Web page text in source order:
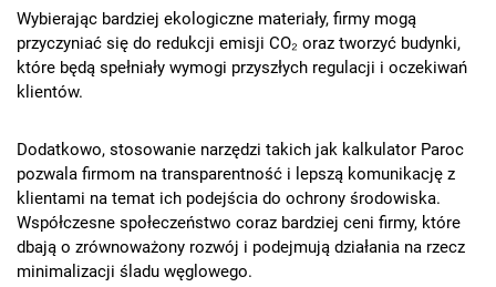
Wybierając bardziej ekologiczne materiały, firmy mogą
przyczyniać się do redukcji emisji CO₂ oraz tworzyć budynki,
które będą spełniały wymogi przyszłych regulacji i oczekiwań
klientów.
Dodatkowo, stosowanie narzędzi takich jak kalkulator Paroc
pozwala firmom na transparentność i lepszą komunikację z
klientami na temat ich podejścia do ochrony środowiska.
Współczesne społeczeństwo coraz bardziej ceni firmy, które
dbają o zrównoważony rozwój i podejmują działania na rzecz
minimalizacji śladu węglowego.